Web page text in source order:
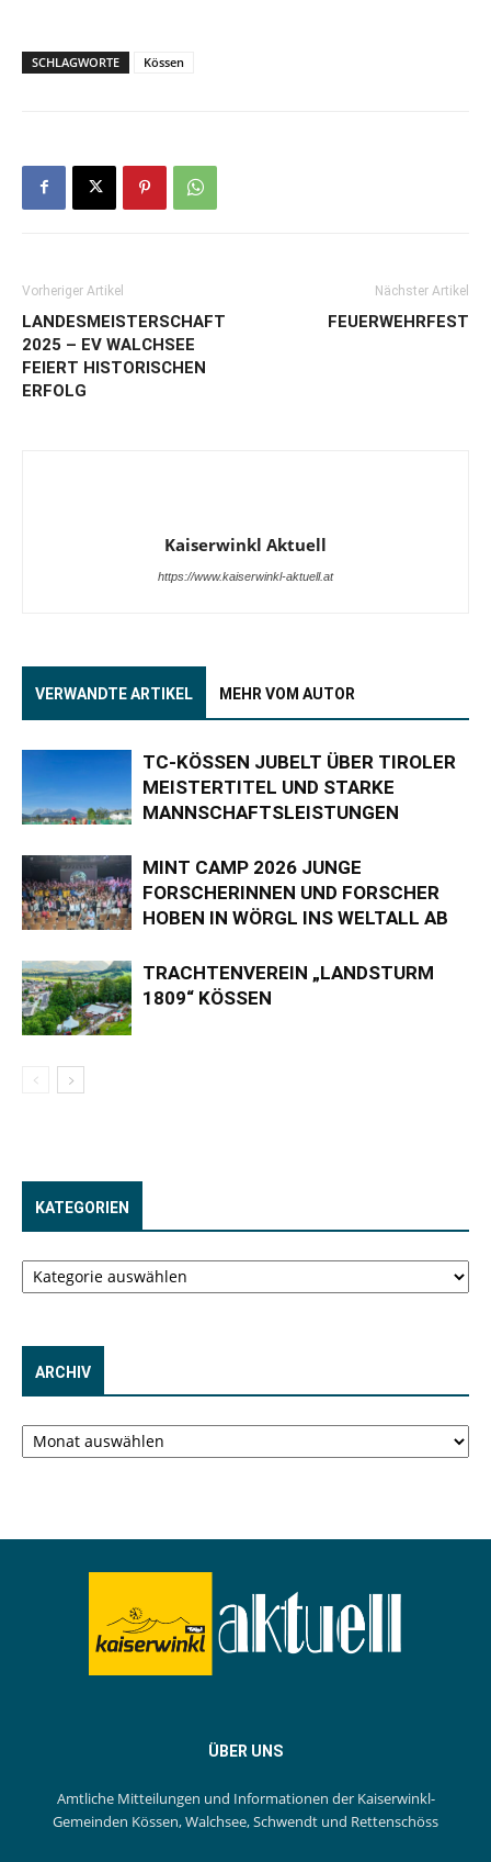
SCHLAGWORTE Kössen
Vorheriger Artikel
LANDESMEISTERSCHAFT
2025 – EV WALCHSEE
FEIERT HISTORISCHEN
ERFOLG
Nächster Artikel
FEUERWEHRFEST
Kaiserwinkl Aktuell
https://www.kaiserwinkl-aktuell.at
VERWANDTE ARTIKEL MEHR VOM AUTOR
TC-KÖSSEN JUBELT ÜBER TIROLER
MEISTERTITEL UND STARKE
MANNSCHAFTSLEISTUNGEN
MINT CAMP 2026 JUNGE
FORSCHERINNEN UND FORSCHER
HOBEN IN WÖRGL INS WELTALL AB
TRACHTENVEREIN „LANDSTURM
1809“ KÖSSEN
KATEGORIEN
Kategorien
ARCHIV
Archiv
ÜBER UNS
Amtliche Mitteilungen und Informationen der Kaiserwinkl-
Gemeinden Kössen, Walchsee, Schwendt und Rettenschöss